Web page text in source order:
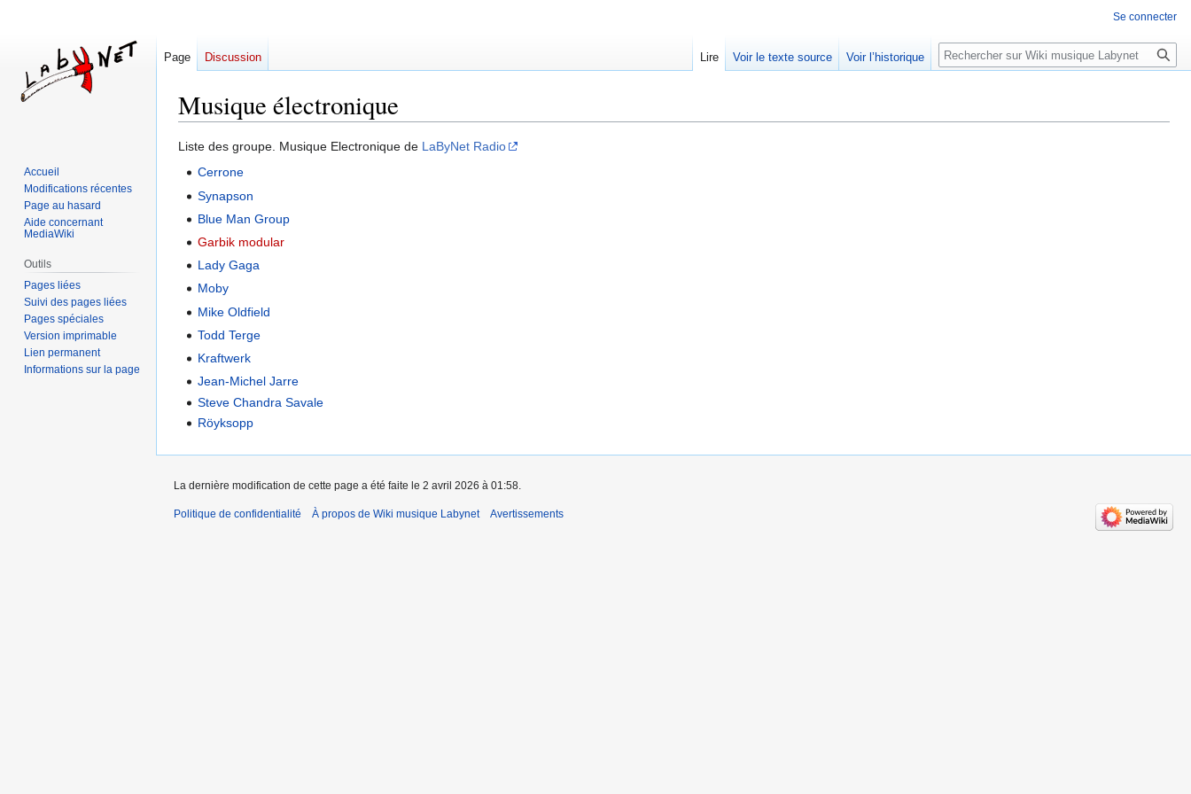
Musique électronique
Aller
navigation
Aller
recherche
Liste des groupe. Musique Electronique de LaByNet Radio
Cerrone
Synapson
Blue Man Group
Garbik modular
Lady Gaga
Moby
Mike Oldfield
Todd Terge
Kraftwerk
Jean-Michel Jarre
Steve Chandra Savale
Röyksopp
Se connecter
Page Discussion Lire Voir le texte source Voir l’historique Rechercher
Accueil
Modifications récentes
Page au hasard
Aide concernant
MediaWiki
Outils
Pages liées
Suivi des pages liées
Pages spéciales
Version imprimable
Lien permanent
Informations sur la page
La dernière modification de cette page a été faite le 2 avril 2026 à 01:58.
Politique de confidentialité À propos de Wiki musique Labynet Avertissements